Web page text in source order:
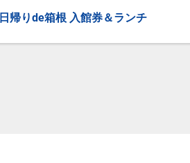
日帰りde箱根 入館券＆ランチ